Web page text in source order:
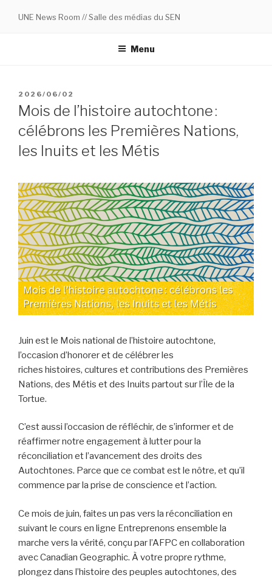
UNE News Room // Salle des médias du SEN
Menu
POSTED
ON
2026/06/02
Mois de l’histoire autochtone :
célébrons les Premières Nations,
les Inuits et les Métis
Juin est le Mois national de l’histoire autochtone,
l’occasion d’honorer et de célébrer les
riches histoires, cultures et contributions des Premières
Nations, des Métis et des Inuits partout sur l’Île de la
Tortue.
C’est aussi l’occasion de réfléchir, de s’informer et de
réaffirmer notre engagement à lutter pour la
réconciliation et l’avancement des droits des
Autochtones. Parce que ce combat est le nôtre, et qu’il
commence par la prise de conscience et l’action.
Ce mois de juin, faites un pas vers la réconciliation en
suivant le cours en ligne Entreprenons ensemble la
marche vers la vérité, conçu par l’AFPC en collaboration
avec Canadian Geographic. À votre propre rythme,
plongez dans l’histoire des peuples autochtones, des